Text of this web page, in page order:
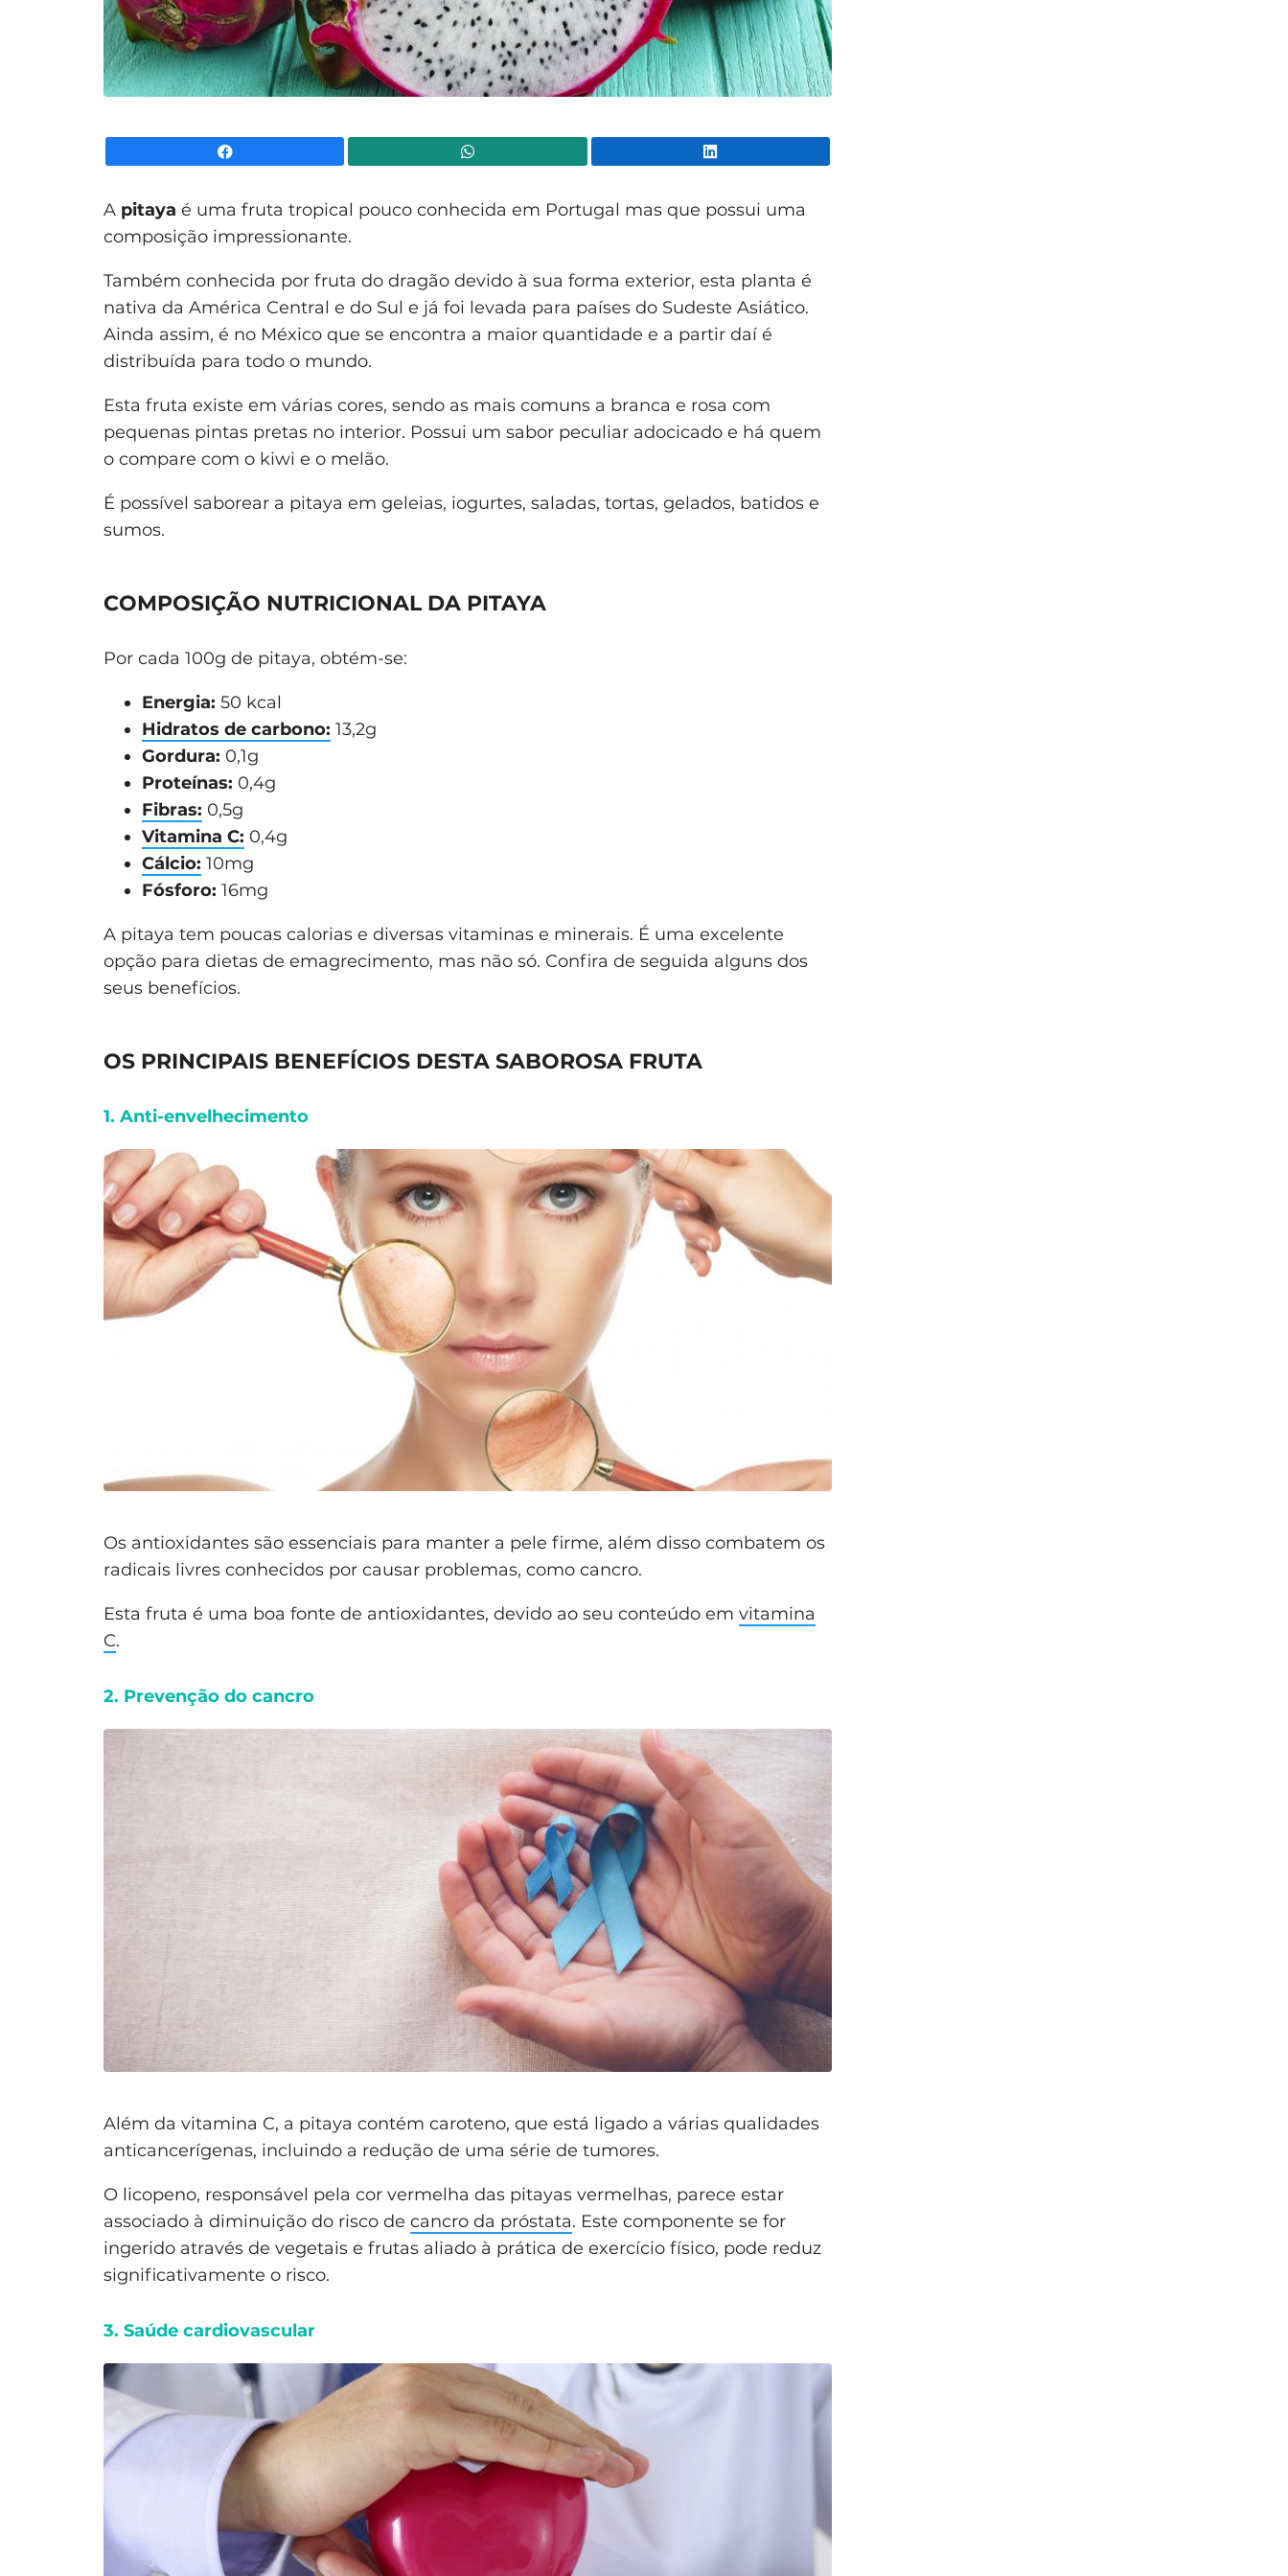
A pitaya é uma fruta tropical pouco conhecida em Portugal mas que possui uma
composição impressionante.
Também conhecida por fruta do dragão devido à sua forma exterior, esta planta é
nativa da América Central e do Sul e já foi levada para países do Sudeste Asiático.
Ainda assim, é no México que se encontra a maior quantidade e a partir daí é
distribuída para todo o mundo.
Esta fruta existe em várias cores, sendo as mais comuns a branca e rosa com
pequenas pintas pretas no interior. Possui um sabor peculiar adocicado e há quem
o compare com o kiwi e o melão.
É possível saborear a pitaya em geleias, iogurtes, saladas, tortas, gelados, batidos e
sumos.
COMPOSIÇÃO NUTRICIONAL DA PITAYA
Por cada 100g de pitaya, obtém-se:
Energia: 50 kcal
Hidratos de carbono: 13,2g
Gordura: 0,1g
Proteínas: 0,4g
Fibras: 0,5g
Vitamina C: 0,4g
Cálcio: 10mg
Fósforo: 16mg
A pitaya tem poucas calorias e diversas vitaminas e minerais. É uma excelente
opção para dietas de emagrecimento, mas não só. Confira de seguida alguns dos
seus benefícios.
OS PRINCIPAIS BENEFÍCIOS DESTA SABOROSA FRUTA
1. Anti-envelhecimento
Os antioxidantes são essenciais para manter a pele firme, além disso combatem os
radicais livres conhecidos por causar problemas, como cancro.
Esta fruta é uma boa fonte de antioxidantes, devido ao seu conteúdo em vitamina
C.
2. Prevenção do cancro
Além da vitamina C, a pitaya contém caroteno, que está ligado a várias qualidades
anticancerígenas, incluindo a redução de uma série de tumores.
O licopeno, responsável pela cor vermelha das pitayas vermelhas, parece estar
associado à diminuição do risco de cancro da próstata. Este componente se for
ingerido através de vegetais e frutas aliado à prática de exercício físico, pode reduz
significativamente o risco.
3. Saúde cardiovascular